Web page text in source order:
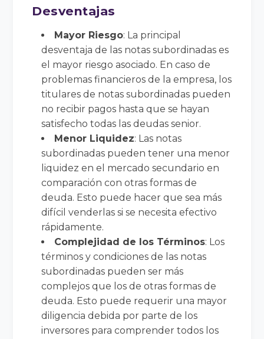
Desventajas
Mayor Riesgo: La principal
desventaja de las notas subordinadas es
el mayor riesgo asociado. En caso de
problemas financieros de la empresa, los
titulares de notas subordinadas pueden
no recibir pagos hasta que se hayan
satisfecho todas las deudas senior.
Menor Liquidez: Las notas
subordinadas pueden tener una menor
liquidez en el mercado secundario en
comparación con otras formas de
deuda. Esto puede hacer que sea más
difícil venderlas si se necesita efectivo
rápidamente.
Complejidad de los Términos: Los
términos y condiciones de las notas
subordinadas pueden ser más
complejos que los de otras formas de
deuda. Esto puede requerir una mayor
diligencia debida por parte de los
inversores para comprender todos los